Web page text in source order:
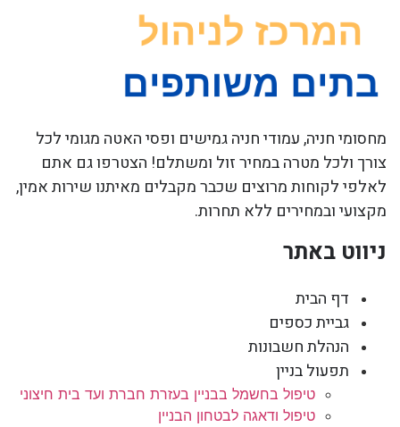
מחסומי חניה, עמודי חניה גמישים ופסי האטה מגומי לכל
צורך ולכל מטרה במחיר זול ומשתלם! הצטרפו גם אתם
לאלפי לקוחות מרוצים שכבר מקבלים מאיתנו שירות אמין,
מקצועי ובמחירים ללא תחרות.
ניווט באתר
דף הבית
גביית כספים
הנהלת חשבונות
תפעול בניין
טיפול בחשמל בבניין בעזרת חברת ועד בית חיצוני
טיפול ודאגה לבטחון הבניין